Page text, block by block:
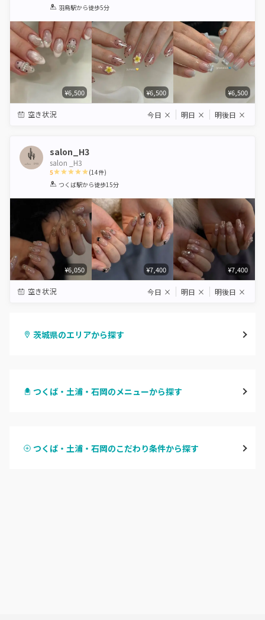
1 2 3 4 5
羽鳥駅から徒歩5分
¥6,500 ¥6,500 ¥6,500
空き状況 今日 × 明日 × 明後日 ×
salon_H3
salon _H3
5
1 2 3 4 5
(14件)
つくば駅から徒歩15分
¥6,050 ¥7,400 ¥7,400
空き状況 今日 × 明日 × 明後日 ×
茨城県のエリアから探す
つくば・土浦・石岡のメニューから探す
つくば・土浦・石岡のこだわり条件から探す